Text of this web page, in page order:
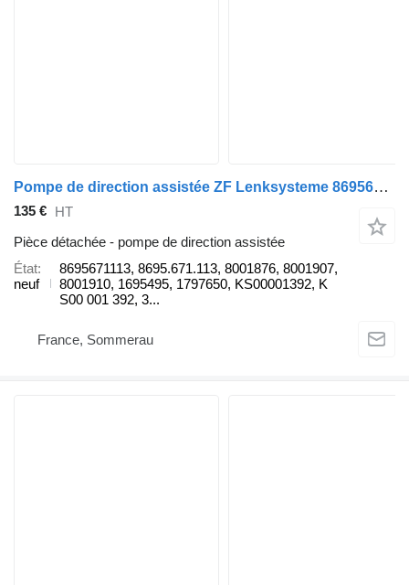
Pompe de direction assistée ZF Lenksysteme 8695671113 pour camion DAF XF 105
135 € HT
Pièce détachée - pompe de direction assistée
État
neuf
8695671113, 8695.671.113, 8001876, 8001907,
8001910, 1695495, 1797650, KS00001392, K
S00 001 392, 3...
France, Sommerau